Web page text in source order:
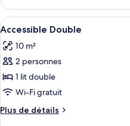
le
type
de
Chambre
Afficher
toutes
les
photos
pour
ce
type
de
3
Accessible Double
10 m²
2 personnes
1 lit double
Wi-Fi gratuit
Plus de détails
Plus